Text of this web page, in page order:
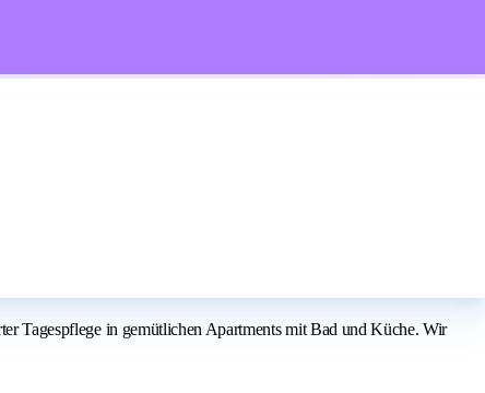
Tagespflege in gemütlichen Apartments mit Bad und Küche. Wir